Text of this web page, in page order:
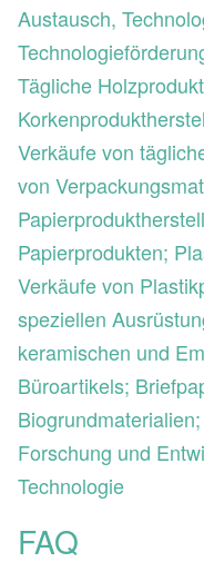
Austausch,
Tägliche
Verkäufe von
von
Papierprodukten;
Verkäufe von
speziellen
keramischen und
Büroartikels;
Forschung und
Technologie
FAQ